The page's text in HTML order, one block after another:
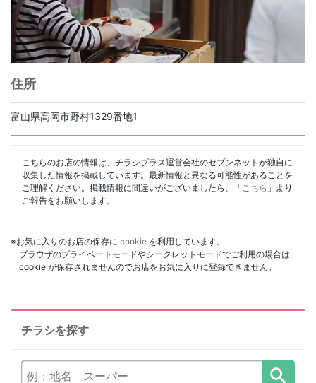
住所
富山県高岡市野村1329番地1
こちらのお店の情報は、チラシプラス運営会社のセブンネットが独自に
収集した情報を掲載しています。最新情報と異なる可能性があることを
ご理解ください。掲載情報に間違いがございましたら、「 こちら 」より
ご報告をお願いします。
※お気に入りのお店の保存に cookie を利用しています。
ブラウザのプライベートモードやシークレットモードでご利用の場合は
cookie が保存されませんのでお店をお気に入りに登録できません。
チラシを探す